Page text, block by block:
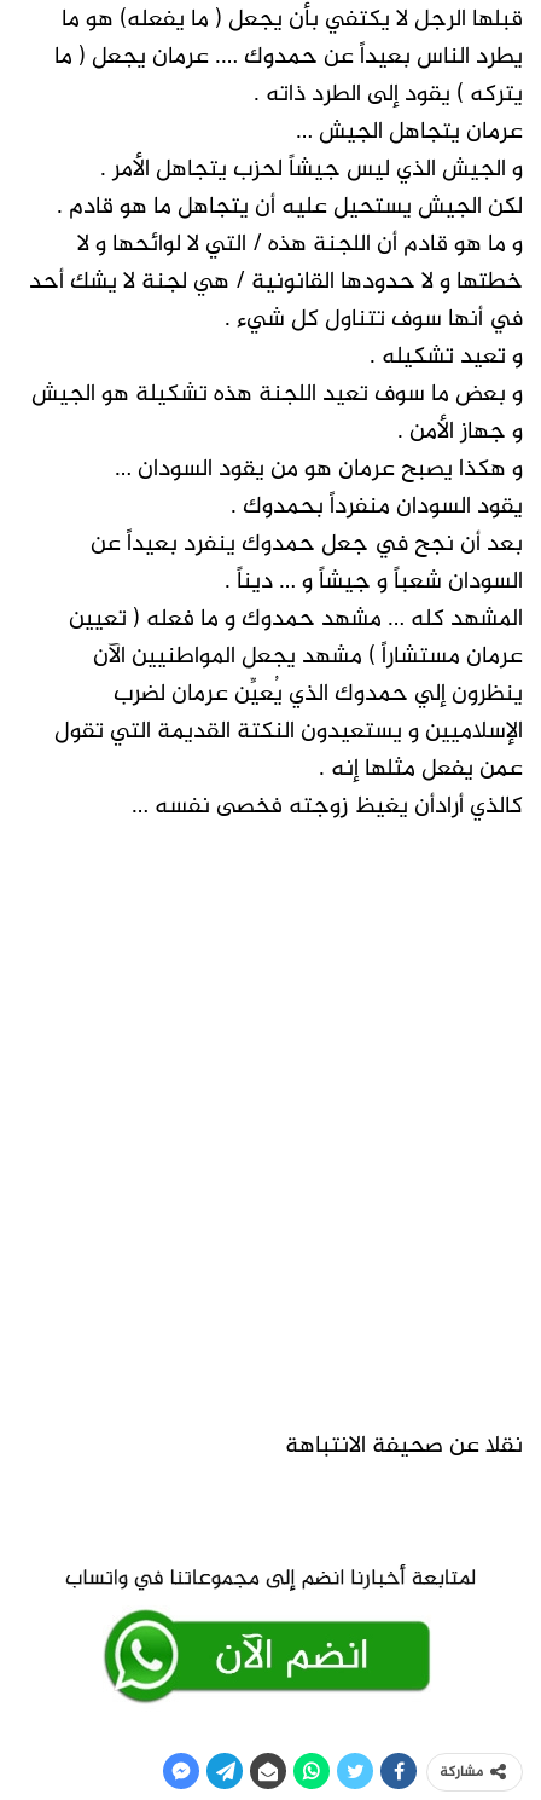
قبلها الرجل لا يكتفي بأن يجعل ( ما يفعله) هو ما
يطرد الناس بعيداً عن حمدوك …. عرمان يجعل ( ما
يتركه ) يقود إلى الطرد ذاته .
عرمان يتجاهل الجيش …
و الجيش الذي ليس جيشاً لحزب يتجاهل الأمر .
لكن الجيش يستحيل عليه أن يتجاهل ما هو قادم .
و ما هو قادم أن اللجنة هذه / التي لا لوائحها و لا
خطتها و لا حدودها القانونية / هي لجنة لا يشك أحد
في أنها سوف تتناول كل شيء .
و تعيد تشكيله .
و بعض ما سوف تعيد اللجنة هذه تشكيلة هو الجيش
و جهاز الأمن .
و هكذا يصبح عرمان هو من يقود السودان …
يقود السودان منفرداً بحمدوك .
بعد أن نجح في جعل حمدوك ينفرد بعيداً عن
السودان شعباً و جيشاً و … ديناً .
المشهد كله … مشهد حمدوك و ما فعله ( تعيين
عرمان مستشاراً ) مشهد يجعل المواطنيين الآن
ينظرون إلي حمدوك الذي يُعيِّن عرمان لضرب
الإسلاميين و يستعيدون النكتة القديمة التي تقول
عمن يفعل مثلها إنه .
كالذي أرادأن يغيظ زوجته فخصى نفسه …
نقلا عن صحيفة الانتباهة
مشاركة